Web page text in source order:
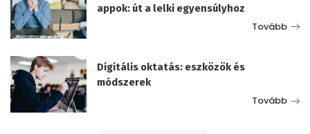
appok: út a lelki egyensúlyhoz
Tovább
Digitális oktatás: eszközök és
módszerek
Tovább